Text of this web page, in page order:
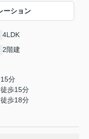
ーション
4LDK
2階建
15分
徒歩15分
徒歩18分